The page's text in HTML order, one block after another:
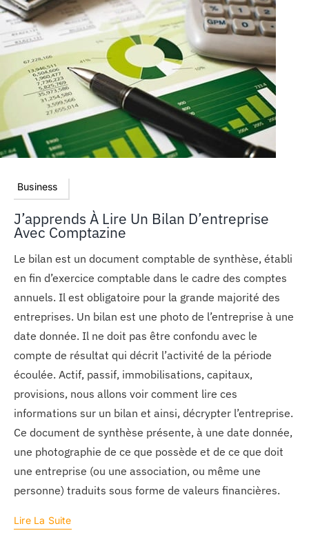
Business
J’apprends À Lire Un Bilan D’entreprise
Avec Comptazine
Le bilan est un document comptable de synthèse, établi
en fin d’exercice comptable dans le cadre des comptes
annuels. Il est obligatoire pour la grande majorité des
entreprises. Un bilan est une photo de l’entreprise à une
date donnée. Il ne doit pas être confondu avec le
compte de résultat qui décrit l’activité de la période
écoulée. Actif, passif, immobilisations, capitaux,
provisions, nous allons voir comment lire ces
informations sur un bilan et ainsi, décrypter l’entreprise.
Ce document de synthèse présente, à une date donnée,
une photographie de ce que possède et de ce que doit
une entreprise (ou une association, ou même une
personne) traduits sous forme de valeurs financières.
Lire La Suite